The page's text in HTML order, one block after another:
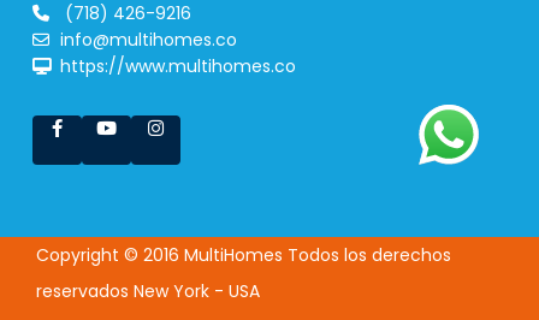
(718) 426-9216
info@multihomes.co
https://www.multihomes.co
Copyright © 2016 MultiHomes Todos los derechos
reservados New York - USA